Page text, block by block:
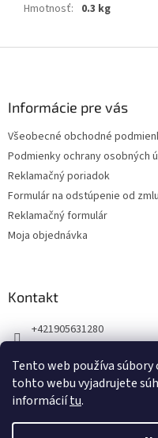
Tento web používa
tohto webu vyjadrujete
informáciítu.
Hmotnosť: 0.3 kg
Informácie pre vás
Všeobecné obchodné
Podmienky ochrany osobných
Reklamačný poriadok
Formulár na odstúpenie od
Reklamačný formulár
Moja objednávka
Kontakt
+421905631280
123zdravie.sk/